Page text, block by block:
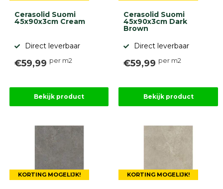
Cerasolid Suomi
45x90x3cm Cream
Direct leverbaar
€59,99 per m2
Bekijk product
Cerasolid Suomi
45x90x3cm Dark
Brown
Direct leverbaar
€59,99 per m2
Bekijk product
KORTING MOGELIJK! KORTING MOGELIJK!